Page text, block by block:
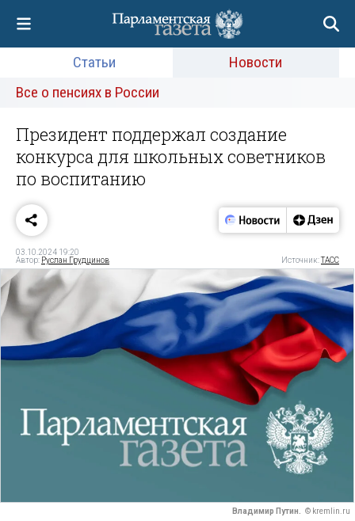
Статьи
Новости
Все о пенсиях в России
Президент поддержал создание
конкурса для школьных советников
по воспитанию
03.10.2024 19:20
Автор: Руслан Грудцинов Источник:ТАСС
Владимир Путин. © kremlin.ru